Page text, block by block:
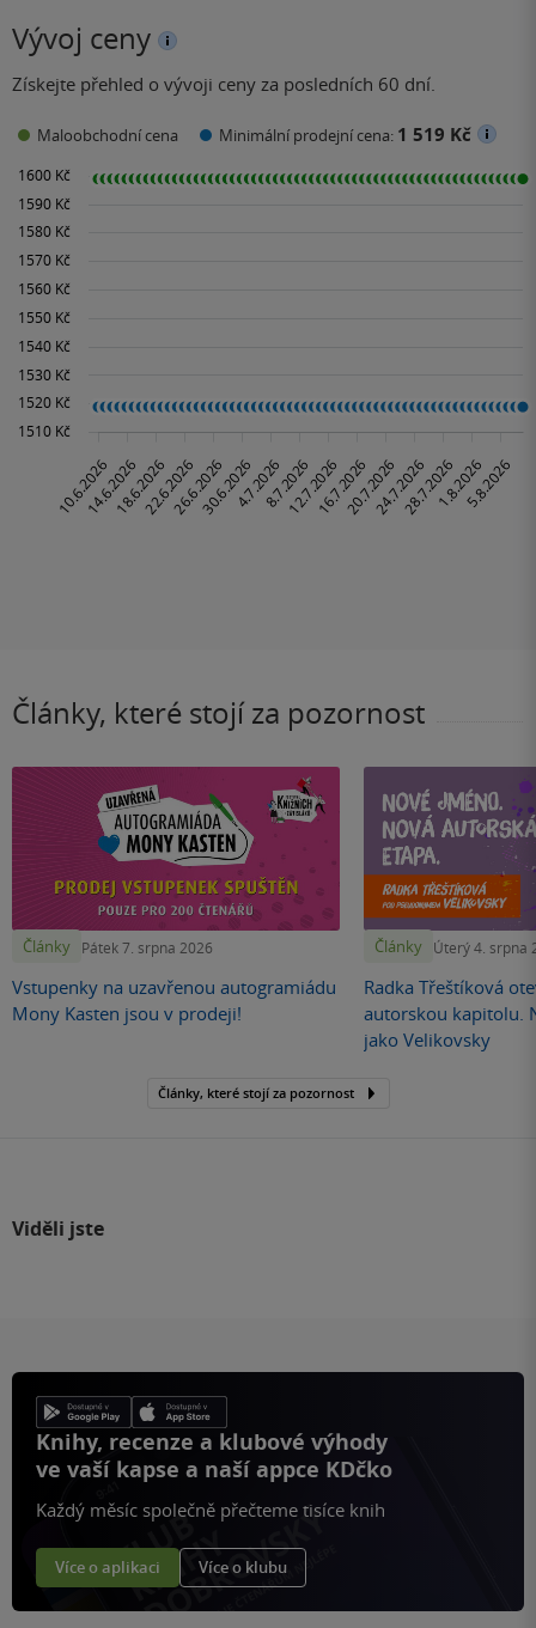
Vývoj ceny
Získejte přehled o vývoji ceny za posledních 60 dní.
Maloobchodní cena Minimální prodejní cena: 1 519 Kč
Články, které stojí za pozornost
Články Pátek 7. srpna 2026
Vstupenky na uzavřenou autogramiádu
Mony Kasten jsou v prodeji!
Články Úterý 4. srpna
Radka Třeštíková
autorskou kapitolu.
jako Velikovsky
Články, které stojí za pozornost
Viděli jste
Knihy, recenze a klubové výhody
ve vaší kapse a naší appce KDčko
Každý měsíc společně přečteme tisíce knih
Více o aplikaci Více o klubu